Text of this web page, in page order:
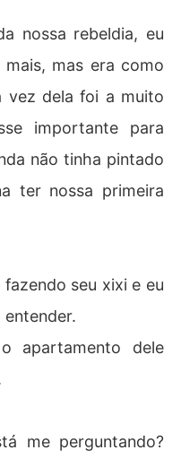
nossa rebeldia, eu
mas era como
vez dela foi a muito
importante para
não tinha pintado
ter nossa primeira
seu xixi e eu
apartamento dele
me perguntando?